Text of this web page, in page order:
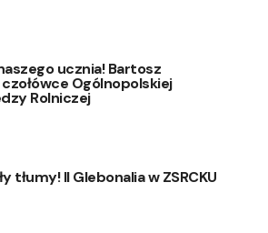
ucznia! Bartosz
Ogólnopolskiej
Rolniczej
tłumy! II Glebonalia w ZSRCKU